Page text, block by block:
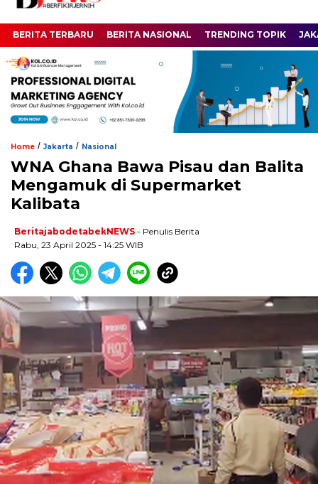
BERITA TERBARU BERITA NASIONAL TRENDING TOPIK
Home / Jakarta / Nasional
WNA Ghana Bawa Pisau dan Balita
Mengamuk di Supermarket
Kalibata
BeritajabodetabekNEWS - Penulis Berita
Rabu, 23 April 2025 - 14:25 WIB